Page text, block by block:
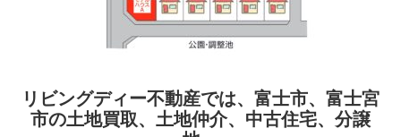
リビングディー不動産では、富士市、富士宮
市の土地買取、土地仲介、中古住宅、分譲